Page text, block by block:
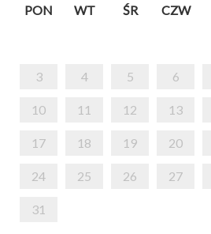
PON WT ŚR CZW
3 4 5 6
10 11 12 13
17 18 19 20
24 25 26 27
31